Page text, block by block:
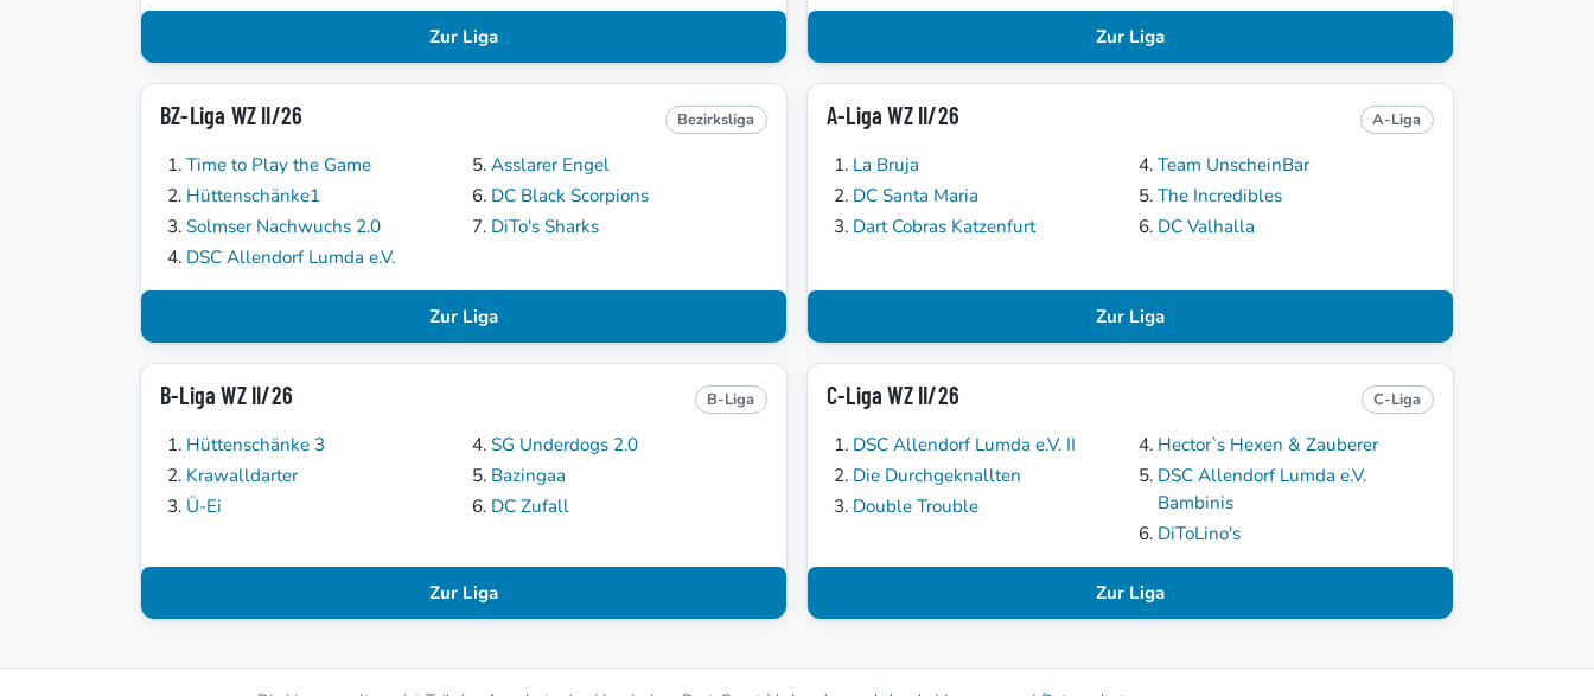
Zur Liga Zur Liga
BZ-Liga WZ II/26 Bezirksliga
Time to Play the Game
Hüttenschänke1
Solmser Nachwuchs 2.0
DSC Allendorf Lumda e.V.
Asslarer Engel
DC Black Scorpions
DiTo's Sharks
Zur Liga
A-Liga WZ II/26 A-Liga
La Bruja
DC Santa Maria
Dart Cobras Katzenfurt
Team UnscheinBar
The Incredibles
DC Valhalla
Zur Liga
B-Liga WZ II/26 B-Liga
Hüttenschänke 3
Krawalldarter
Ü-Ei
SG Underdogs 2.0
Bazingaa
DC Zufall
Zur Liga
C-Liga WZ II/26 C-Liga
DSC Allendorf Lumda e.V. II
Die Durchgeknallten
Double Trouble
Hector`s Hexen & Zauberer
DSC Allendorf Lumda e.V.
Bambinis
DiToLino's
Zur Liga